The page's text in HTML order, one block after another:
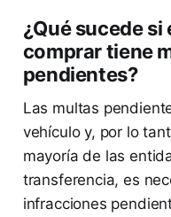
¿Qué sucede
comprar tiene
pendientes?
Las multas
vehículo y, por lo
mayoría de las
transferencia, es
infracciones